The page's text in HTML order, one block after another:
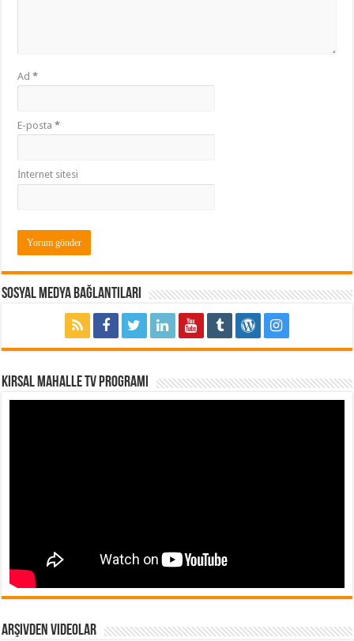
Ad*
E-posta*
İnternet sitesi
Sosyal Medya Bağlantıları
Kırsal Mahalle TV Programı
Arşivden Videolar